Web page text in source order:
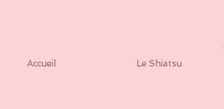
Accueil Le Shiatsu